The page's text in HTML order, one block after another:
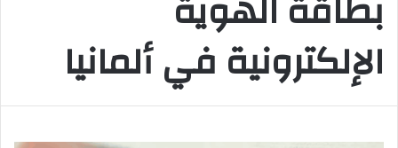
الإلكترونية في ألمانيا